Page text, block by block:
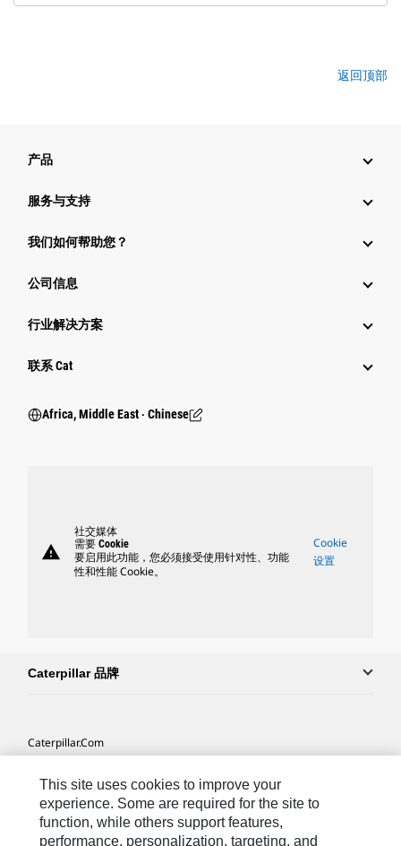
返回顶部
产品
服务与支持
我们如何帮助您？
公司信息
行业解决方案
行业
联系 Cat
Africa, Middle East ‧ Chinese
warning
社交媒体
需要 Cookie
要启用此功能，您必须接受使用针对性、功能
性和性能 Cookie。
Cookie
设置
Caterpillar 品牌
Caterpillar.com
我的营销首选项
站点地图
This site uses cookies to improve your
experience. Some are required for the site to
function, while others support features,
performance, personalization, targeting, and